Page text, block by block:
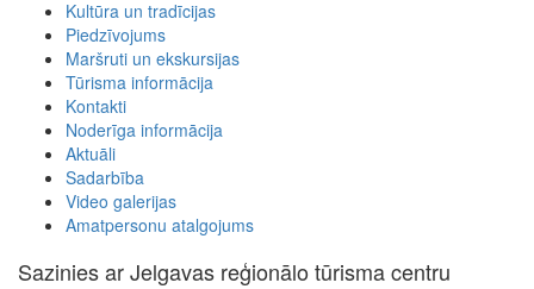
Kultūra un tradīcijas
Piedzīvojums
Maršruti un ekskursijas
Tūrisma informācija
Kontakti
Noderīga informācija
Aktuāli
Sadarbība
Video galerijas
Amatpersonu atalgojums
Sazinies ar Jelgavas reģionālo tūrisma centru